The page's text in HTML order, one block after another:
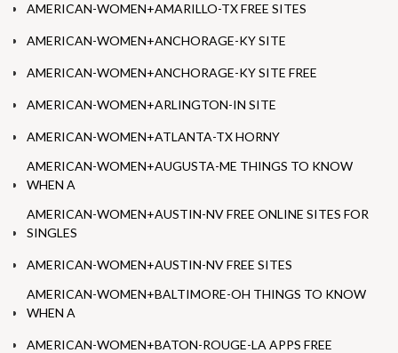
AMERICAN-WOMEN+AMARILLO-TX FREE SITES
AMERICAN-WOMEN+ANCHORAGE-KY SITE
AMERICAN-WOMEN+ANCHORAGE-KY SITE FREE
AMERICAN-WOMEN+ARLINGTON-IN SITE
AMERICAN-WOMEN+ATLANTA-TX HORNY
AMERICAN-WOMEN+AUGUSTA-ME THINGS TO KNOW
WHEN A
AMERICAN-WOMEN+AUSTIN-NV FREE ONLINE SITES FOR
SINGLES
AMERICAN-WOMEN+AUSTIN-NV FREE SITES
AMERICAN-WOMEN+BALTIMORE-OH THINGS TO KNOW
WHEN A
AMERICAN-WOMEN+BATON-ROUGE-LA APPS FREE